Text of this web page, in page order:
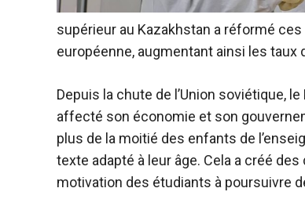
supérieur au Kazakhstan a réformé
européenne, augmentant ainsi les
Depuis la chute de l’Union soviétique,
affecté son économie et son
plus de la moitié des enfants de
texte adapté à leur âge. Cela a créé
motivation des étudiants à poursuivre